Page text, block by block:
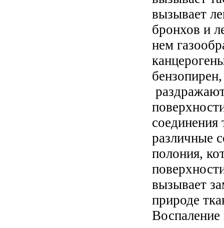
вызывает
бронхов и
нем
различные
полония,
вызывает
природе
Воспаление